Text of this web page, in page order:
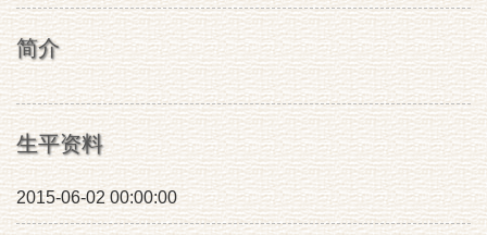
简介
生平资料
2015-06-02 00:00:00